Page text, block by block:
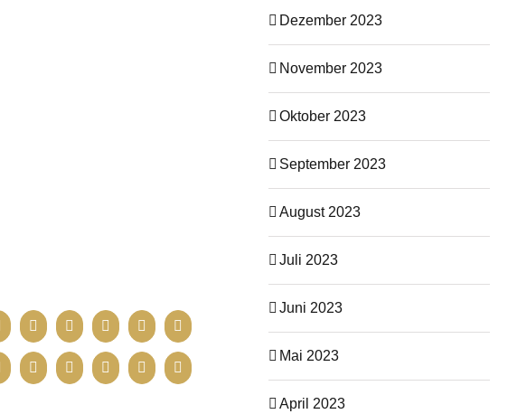
Dezember 2023
November 2023
Oktober 2023
September 2023
August 2023
Juli 2023
Juni 2023
Mai 2023
April 2023